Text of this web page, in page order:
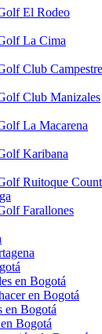
El Rodeo
La Cima
Club Campestre
Club Manizales
La Macarena
Karibana
Ruitoque
Farallones
en Bogotá
en Bogotá
en Bogotá
Bogotá